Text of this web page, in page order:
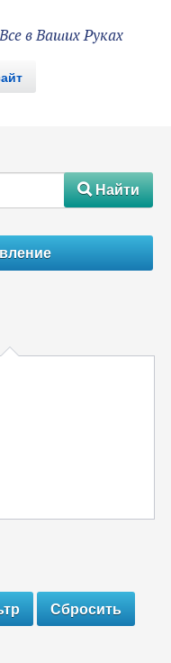
Все в Ваших Руках
#Найти